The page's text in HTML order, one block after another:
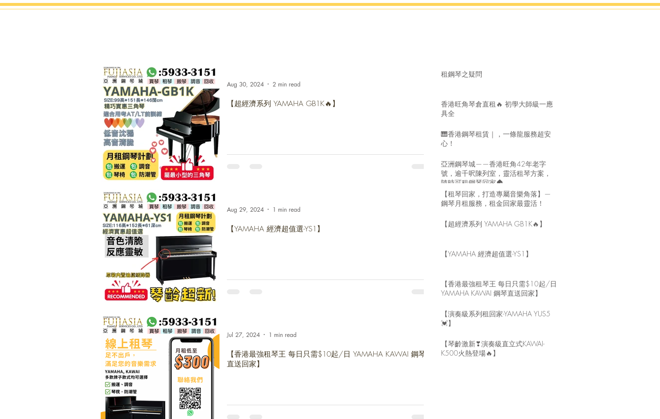
【超經濟系列 YAMAHA GB1K🔥】
Aug 30, 2024 2 min read
【YAMAHA 經濟超值選-YS1】
Aug 29, 2024 1 min read
【香港最強租琴王 每日只需$10起/日 YAMAHA KAWAI 鋼琴
直送回家】
Jul 27, 2024 1 min read
租鋼琴之疑問
香港旺角琴倉直租🔥 初學大師級一應
具全
🎹香港鋼琴租賃｜，一條龍服務超安
心！
亞洲鋼琴城——香港旺角42年老字
號，逾千呎陳列室，靈活租琴方案，
隨時可租鋼琴回家🏠
【租琴回家，打造專屬音樂角落】—
鋼琴月租服務，租金回家最靈活！
【超經濟系列 YAMAHA GB1K🔥】
【YAMAHA 經濟超值選-YS1】
【香港最強租琴王 每日只需$10起/日
YAMAHA KAWAI 鋼琴直送回家】
【演奏級系列租回家-YAMAHA YUS5
💓】
【琴齡激新❣演奏級直立式KAWAI-
K500火熱登場🔥】